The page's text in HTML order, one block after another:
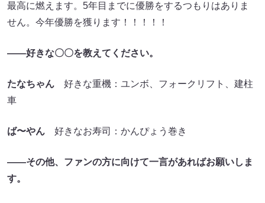
最高に燃えます。5年目までに優勝をするつもりはありま
せん。今年優勝を獲ります！！！！！
――好きな〇〇を教えてください。
たなちゃん 好きな重機：ユンボ、フォークリフト、建柱
車
ば〜やん 好きなお寿司：かんぴょう巻き
――その他、ファンの方に向けて一言があればお願いしま
す。